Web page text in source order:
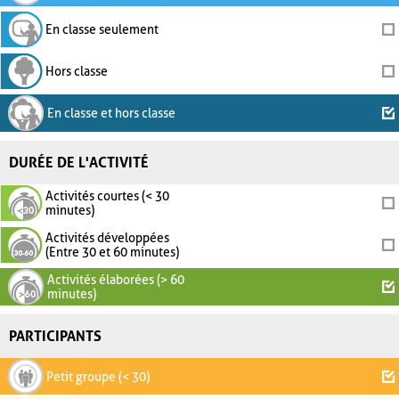
En classe seulement
Hors classe
En classe et hors classe
DURÉE DE L'ACTIVITÉ
Activités courtes (< 30
minutes)
Activités développées
(Entre 30 et 60 minutes)
Activités élaborées (> 60
minutes)
PARTICIPANTS
Petit groupe (< 30)